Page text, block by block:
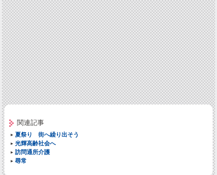
関連記事
夏祭り 街へ繰り出そう
光輝高齢社会へ
訪問通所介護
尋常